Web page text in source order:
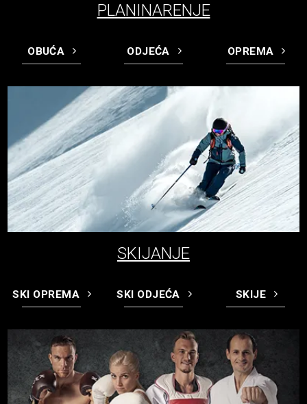
PLANINARENJE
OBUĆA ODJEĆA OPREMA
SKIJANJE
SKI OPREMA SKI ODJEĆA SKIJE